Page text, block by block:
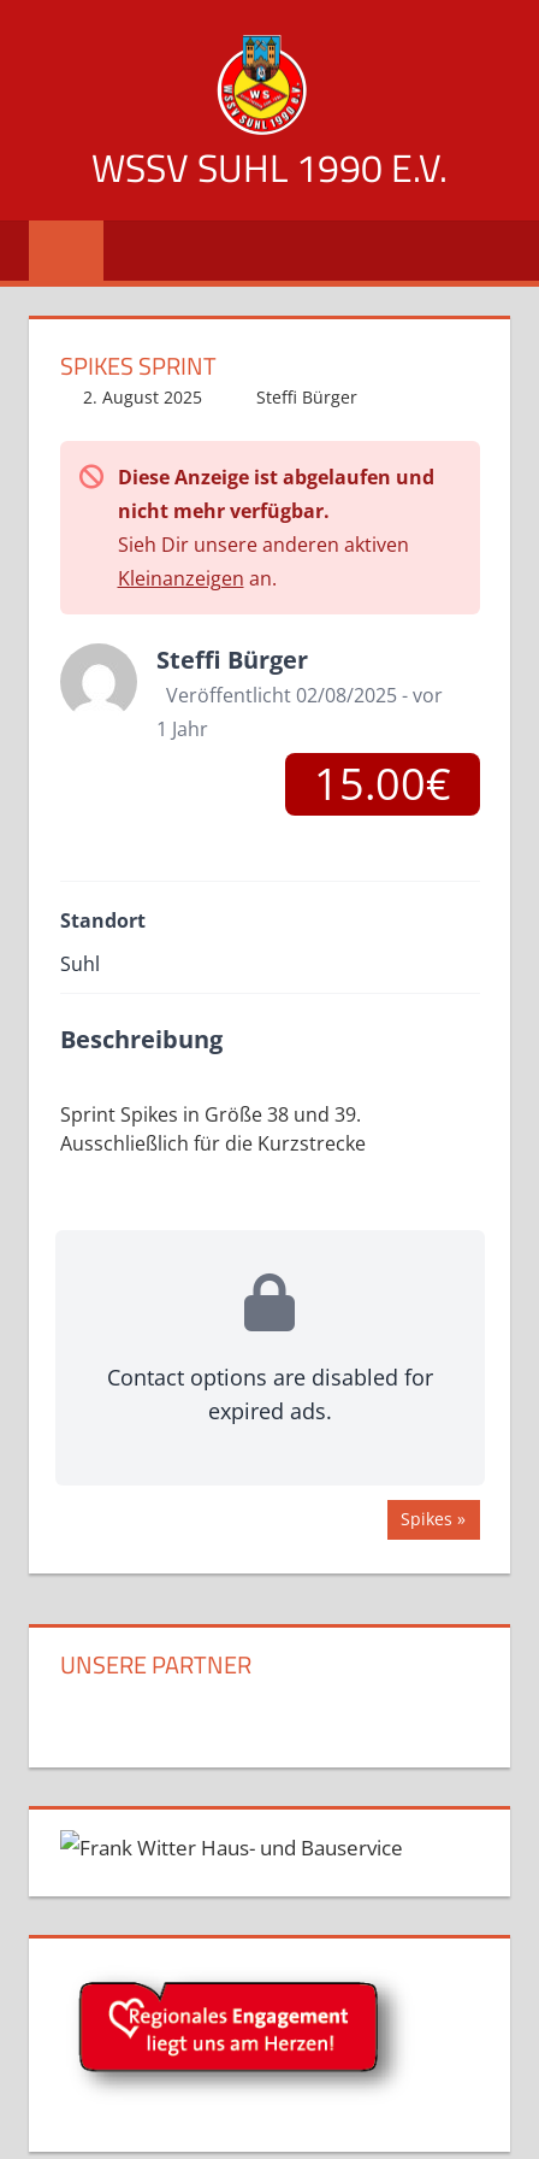
WSSV SUHL 1990 E.V.
offizielle
WSSV
1990SPIKES SPRINT
2. August 2025 Steffi Bürger
Diese Anzeige ist abgelaufen und
nicht mehr verfügbar.
Sieh Dir unsere anderen aktiven
Kleinanzeigen an.
Steffi Bürger
Veröffentlicht 02/08/2025 - vor
1 Jahr
15.00€
Standort
Suhl
Beschreibung
Sprint Spikes in Größe 38 und 39.
Ausschließlich für die Kurzstrecke
Contact options are disabled for
expired ads.
Nächster
Beitrag:
Spikes
UNSERE PARTNER